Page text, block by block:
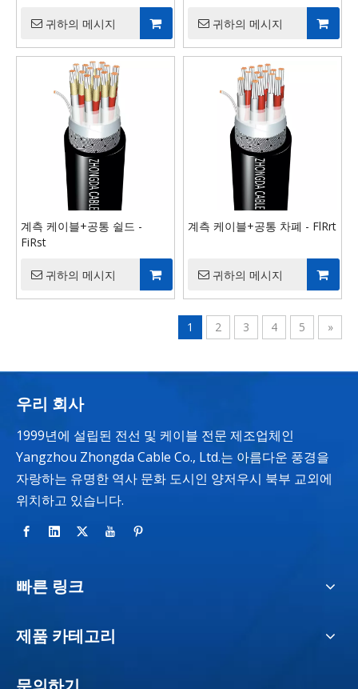
귀하의 메시지 귀하의 메시지
계측 케이블+공통 쉴드 -
FiRst
귀하의 메시지
계측 케이블+공통 차폐 - FlRrt
귀하의 메시지
1 2 3 4 5 »
우리 회사
1999년에 설립된 전선 및 케이블 전문 제조업체인
Yangzhou Zhongda Cable Co., Ltd.는 아름다운 풍경을
자랑하는 유명한 역사 문화 도시인 양저우시 북부 교외에
위치하고 있습니다.
빠른 링크
제품 카테고리